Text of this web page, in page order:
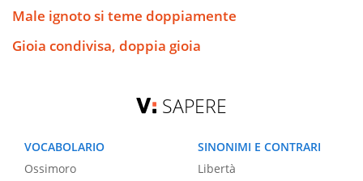
Male ignoto si teme doppiamente
Gioia condivisa, doppia gioia
SAPERE
VOCABOLARIO
Ossimoro
SINONIMI E CONTRARI
Libertà